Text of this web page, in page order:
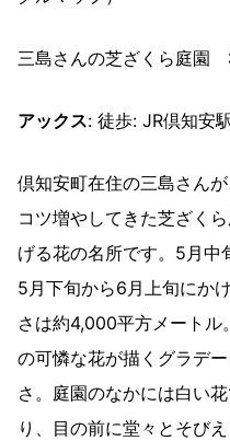
三島さんの芝ざくら庭園
アックス: 徒歩: JR倶知安
倶知安町在住の三島さん
コツ増やしてきた芝ざく
げる花の名所です。5月中
5月下旬から6月上旬にか
さは約4,000平方メートル
の可憐な花が描くグラデ
さ。庭園のなかには白い
り、目の前に堂々とそび